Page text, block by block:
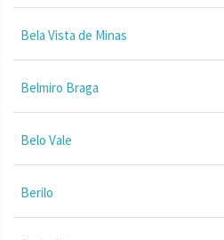
Bela Vista de Minas
Belmiro Braga
Belo Vale
Berilo